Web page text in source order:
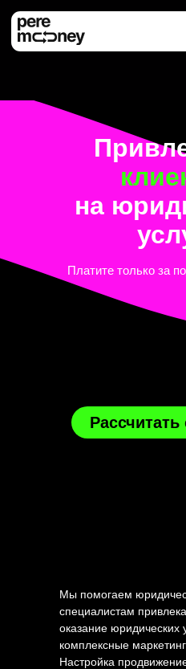
Платите только за
на
Мы помогаем
специалистам
оказание юридических
комплексные
Настройка